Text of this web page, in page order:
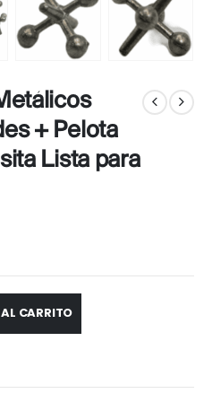
+ Pelota
Lista para
CARRITO